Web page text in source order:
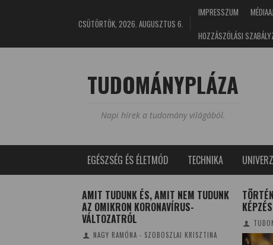
CSÜTÖRTÖK, 2026. AUGUSZTUS 6.
IMPRESSZUM
HOZZÁSZÓLÁSI
TUDOMÁNYPLÁZA
Napi hírek a tudomány világából.
EGÉSZSÉG ÉS ÉLETMÓD TECHNIKA
AMIT TUDUNK ÉS, AMIT NEM TUDUNK
AZ OMIKRON KORONAVÍRUS-
VÁLTOZATRÓL
NAGY RAMÓNA - SZOBOSZLAI KRISZTINA